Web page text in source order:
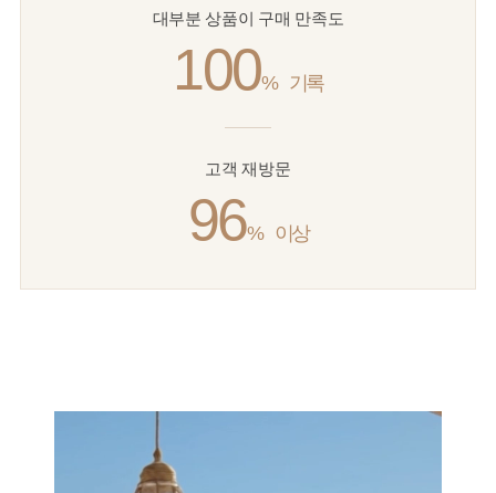
대부분 상품이 구매 만족도
100% 기록
고객 재방문
96% 이상